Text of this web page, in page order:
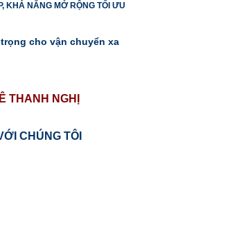
KHẢ NĂNG MỞ RỘNG TỐI ƯU
cho vận chuyển xa
THANH NGHỊ
CHÚNG TÔI